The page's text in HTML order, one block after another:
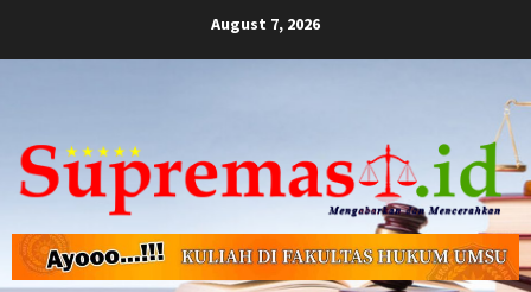
August 7, 2026